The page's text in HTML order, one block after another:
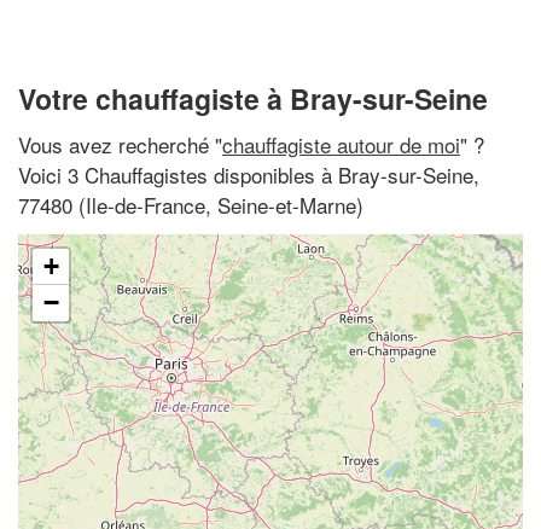
Votre chauffagiste à Bray-sur-Seine
Vous avez recherché "chauffagiste autour de moi" ?
Voici 3 Chauffagistes disponibles à Bray-sur-Seine,
77480 (Ile-de-France, Seine-et-Marne)
+
−